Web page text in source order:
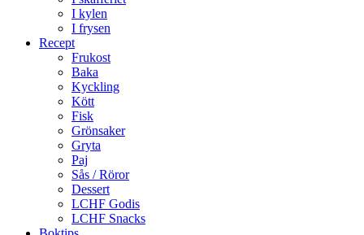
I kylen
I frysen
Recept
Frukost
Baka
Kyckling
Kött
Fisk
Grönsaker
Gryta
Paj
Sås / Röror
Dessert
LCHF Godis
LCHF Snacks